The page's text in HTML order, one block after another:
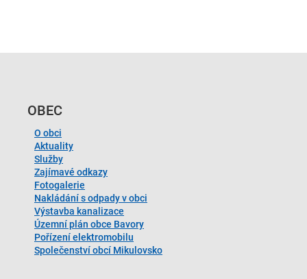
OBEC
O obci
Aktuality
Služby
Zajímavé odkazy
Fotogalerie
Nakládání s odpady v obci
Výstavba kanalizace
Územní plán obce Bavory
Pořízení elektromobilu
Společenství obcí Mikulovsko